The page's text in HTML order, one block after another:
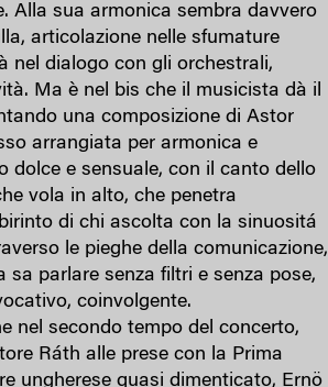
Alla sua armonica sembra davvero
articolazione nelle sfumature
nel dialogo con gli orchestrali,
Ma è nel bis che il musicista dà il
una composizione di Astor
arrangiata per armonica e
dolce e sensuale, con il canto dello
vola in alto, che penetra
di chi ascolta con la sinuositá
le pieghe della comunicazione,
sa parlare senza filtri e senza pose,
coinvolgente.
nel secondo tempo del concerto,
Ráth alle prese con la Prima
ungherese quasi dimenticato, Ernö